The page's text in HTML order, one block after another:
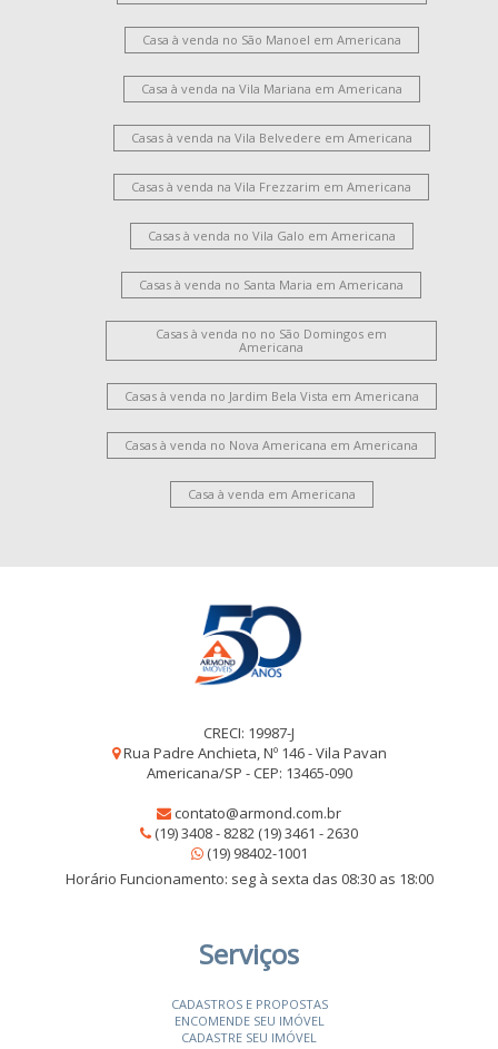
Casa à venda no São Manoel em Americana
Casa à venda na Vila Mariana em Americana
Casas à venda na Vila Belvedere em Americana
Casas à venda na Vila Frezzarim em Americana
Casas à venda no Vila Galo em Americana
Casas à venda no Santa Maria em Americana
Casas à venda no no São Domingos em
Americana
Casas à venda no Jardim Bela Vista em Americana
Casas à venda no Nova Americana em Americana
Casa à venda em Americana
CRECI: 19987-J
Rua Padre Anchieta, Nº 146 - Vila Pavan
Americana/SP - CEP: 13465-090
contato@armond.com.br
(19) 3408 - 8282 (19) 3461 - 2630
(19) 98402-1001
Horário Funcionamento: seg à sexta das 08:30 as 18:00
Serviços
CADASTROS E PROPOSTAS
ENCOMENDE SEU IMÓVEL
CADASTRE SEU IMÓVEL